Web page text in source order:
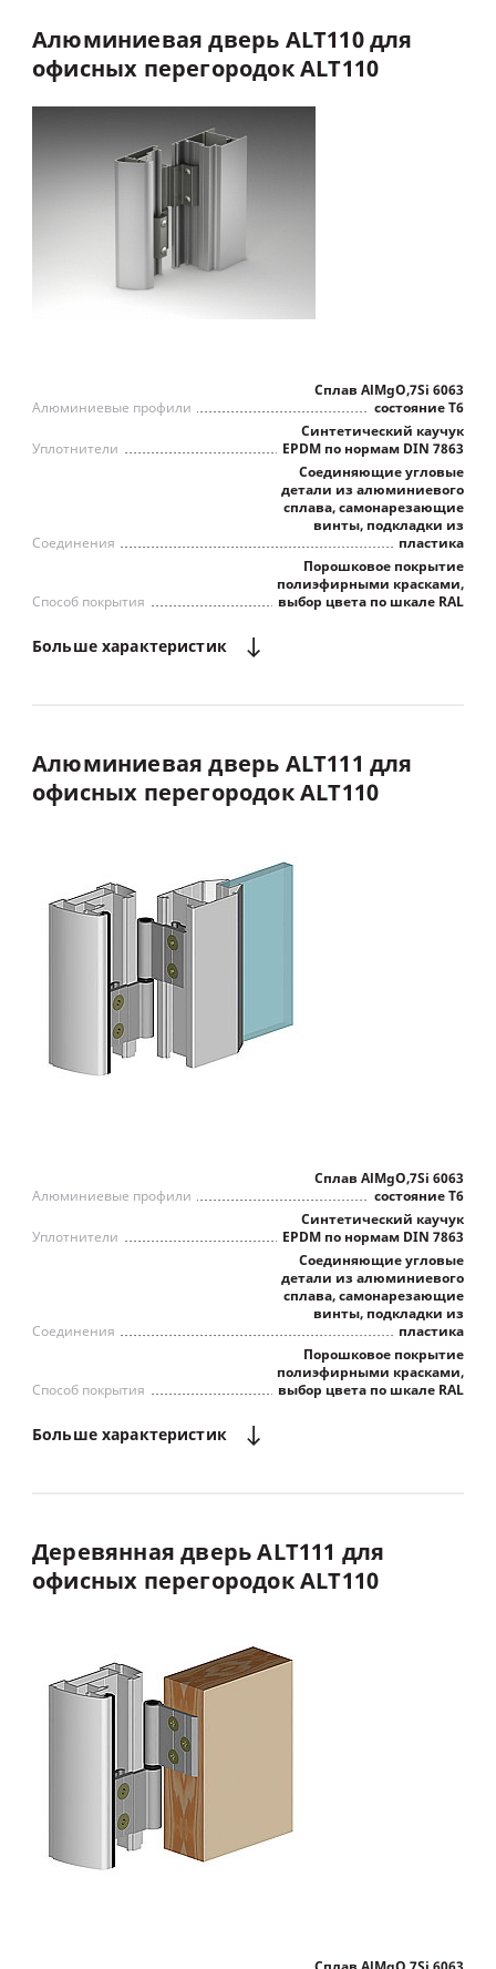
Алюминиевая дверь ALT110для
офисных перегородокALT110
Сплав AlMgO,7Si 6063
состояние Т6
Алюминиевые профили
Синтетический каучук
EPDM по нормам DIN 7863
Уплотнители
Соединяющие угловые
детали из алюминиевого
сплава, самонарезающие
винты, подкладки из
пластика
Соединения
Порошковое покрытие
полиэфирными красками,
выбор цвета по шкале RAL
Способ покрытия
Большехарактеристик
Алюминиевая дверь ALT111 для
офисных перегородокALT110
Сплав AlMgO,7Si 6063
состояние Т6
Алюминиевые профили
Синтетический каучук
EPDM по нормам DIN 7863
Уплотнители
Соединяющие угловые
детали из алюминиевого
сплава, самонарезающие
винты, подкладки из
пластика
Соединения
Порошковое покрытие
полиэфирными красками,
выбор цвета по шкале RAL
Способ покрытия
Большехарактеристик
Деревянная дверьALT111 для
офисных перегородокALT110